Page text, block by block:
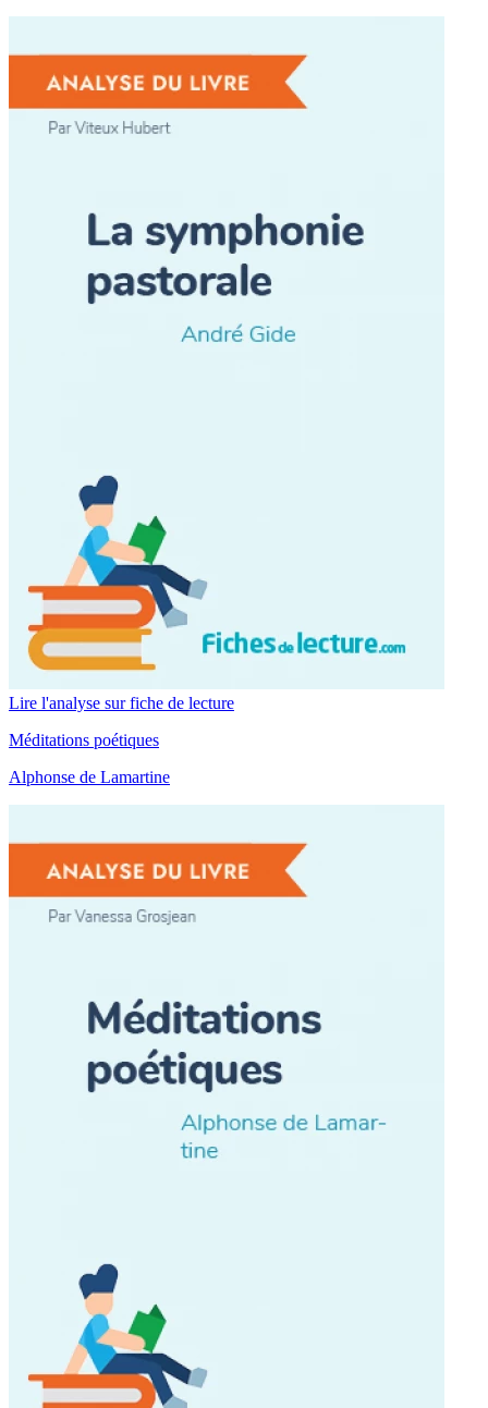
Lire l'analyse sur fiche de lecture
Méditations poétiques
Alphonse de Lamartine